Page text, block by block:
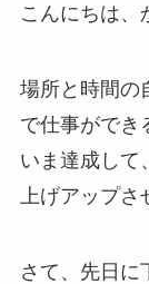
こんにちは、
場所と時間の
で仕事ができ
いま達成して
上げアップ
さて、先日に